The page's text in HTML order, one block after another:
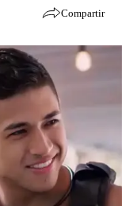
Compartir